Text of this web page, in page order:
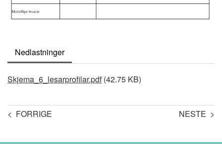
Nedlastninger
Document
Skjema_6_lesarprofilar.pdf (42.75 KB)
< FORRIGE NESTE >